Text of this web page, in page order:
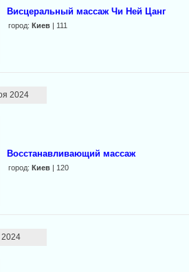
Висцеральный массаж Чи Ней Цанг
город: Киев| 111
2024
Вoccтанавливaющий массаж
город: Киев| 120